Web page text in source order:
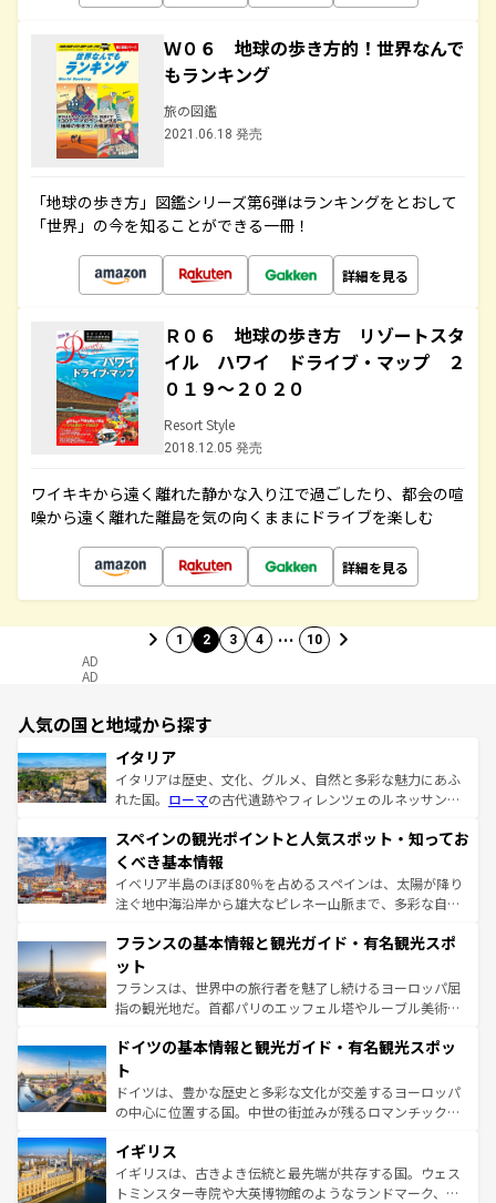
Ｗ０６ 地球の歩き方的！世界なんで
もランキング
旅の図鑑
2021.06.18 発売
「地球の歩き方」図鑑シリーズ第6弾はランキングをとおして
「世界」の今を知ることができる一冊！
詳細を見る
Ｒ０６ 地球の歩き方 リゾートスタ
イル ハワイ ドライブ・マップ ２
０１９～２０２０
Resort Style
2018.12.05 発売
ワイキキから遠く離れた静かな入り江で過ごしたり、都会の喧
噪から遠く離れた離島を気の向くままにドライブを楽しむ
詳細を見る
1 2 3 4 … 10
AD
AD
人気の国と地域から探す
イタリア
イタリアは歴史、文化、グルメ、自然と多彩な魅力にあふ
れた国。 ローマの古代遺跡やフィレンツェのルネッサンス
ろん、トスカーナの美しい田園風景やアマルフィ海岸の絶
景など、自然景観も見逃せない。観光の合間には、本場の
ピザやパスタなど、絶品のイタリア料理を堪能することも
できる。朝目覚めてから夜眠るまで、すべての瞬間を楽し
なお、新着のイタリア情報はコンテンツ一覧を参照してほ
しい。
スペインの観光ポイントと人気スポット・知ってお
くべき基本情報
イベリア半島のほぼ80％を占めるスペインは、太陽が降り
注ぐ地中海沿岸から雄大なピレネー山脈まで、多彩な自然
文化が根付くこの国では、情熱的なフラメンコ、熱気あふ
れる闘牛、そして美味しいタパスが生活の一部となってい
る。首都マドリードの洗練された雰囲気や、バルセロナの
アートに溢れた街角から、地方では古代ローマ遺跡や中世
せる。地方によって風土や気候が異なるスペインはその個
ンテンツ一覧 を参照してほしい。
フランスの基本情報と観光ガイド・有名観光スポ
ット
フランスは、世界中の旅行者を魅了し続けるヨーロッパ屈
指の観光地だ。首都パリのエッフェル塔やルーブル美術館
で、幅広い魅力が詰まっている。華麗な宮殿、歴史的な大
聖堂、美しいビーチ、そして豊かな自然が、訪れる者を心
から魅了する。また、フランスは美食の国としても知ら
れ、フランス料理はユネスコ無形文化遺産にも登録されて
香り高いラベンダー畑など、多彩な楽しみ方が可能だ。さ
らに、パリ以外の地域にも魅力が溢れており、どの街角に
も豊かな歴史と文化が息づいている。パリ以外の個性あふ
ドイツの基本情報と観光ガイド・有名観光スポッ
ト
ドイツは、豊かな歴史と多彩な文化が交差するヨーロッパ
の中心に位置する国。中世の街並みが残るロマンチック街
顔を持つこの国は、どこを歩いても飽きることがない。ベ
ルリンの文化的活気、バイエルン州のアルプスの絶景、そ
してライン川沿いのワイン畑といった風景は必見。ビール
イギリス
イギリスは、古きよき伝統と最先端が共存する国。ウェス
トミンスター寺院や大英博物館のようなランドマーク、歴